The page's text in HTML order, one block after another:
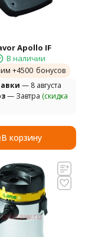
Apollo IF
В наличии
+4500 бонусов
— 8 августа
— Завтра (скидка
В корзину